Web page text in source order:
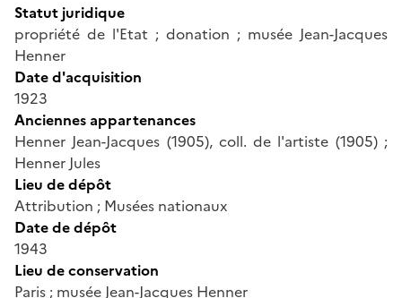
Statut juridique
propriété de l'Etat ; donation ; musée Jean-Jacques
Henner
Date d'acquisition
1923
Anciennes appartenances
Henner Jean-Jacques (1905), coll. de l'artiste (1905) ;
Henner Jules
Lieu de dépôt
Attribution ; Musées nationaux
Date de dépôt
1943
Lieu de conservation
Paris ; musée Jean-Jacques Henner